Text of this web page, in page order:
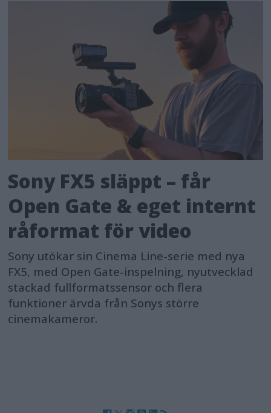
Sony FX5 släppt – får
Open Gate & eget internt
råformat för video
Sony utökar sin Cinema Line-serie med nya
FX5, med Open Gate-inspelning, nyutvecklad
stackad fullformatssensor och flera
funktioner ärvda från Sonys större
cinemakameror.